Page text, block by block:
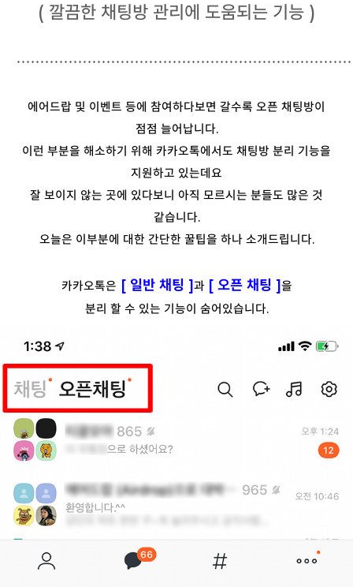
( 깔끔한 채팅방 관리에 도움되는 기능 )
에어드랍 및 이벤트 등에 참여하다보면 갈수록 오픈 채팅방이
점점 늘어납니다.
이런 부분을 해소하기 위해 카카오톡에서도 채팅방 분리 기능을
지원하고 있는데요
잘 보이지 않는 곳에 있다보니 아직 모르시는 분들도 많은 것
같습니다.
오늘은 이부분에 대한 간단한 꿀팁을 하나 소개드립니다.
카카오톡은 [ 일반 채팅 ]과 [ 오픈 채팅 ]을
분리 할 수 있는 기능이 숨어있습니다.